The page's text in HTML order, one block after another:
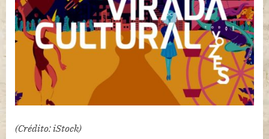
aconteceu
na
Virada
Cultural
2020
(Crédito: iStock)